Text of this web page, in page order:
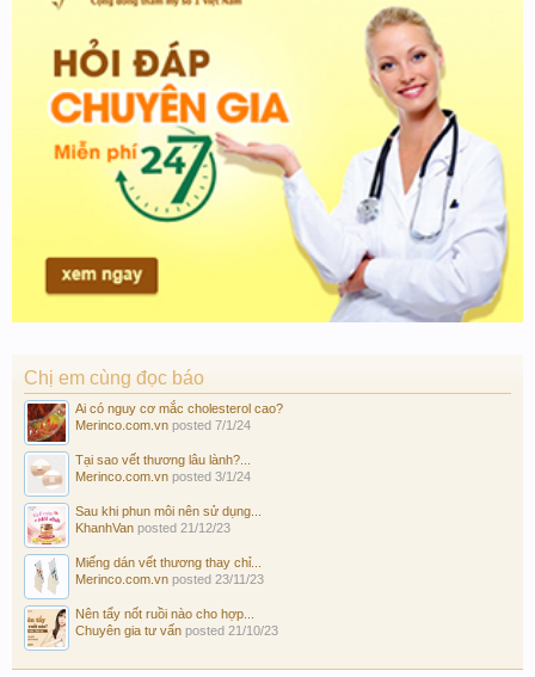
Chị em cùng đọc báo
Ai có nguy cơ mắc cholesterol cao?
Merinco.com.vn posted 7/1/24
Tại sao vết thương lâu lành?...
Merinco.com.vn posted 3/1/24
Sau khi phun môi nên sử dụng...
KhanhVan posted 21/12/23
Miếng dán vết thương thay chỉ...
Merinco.com.vn posted 23/11/23
Nên tẩy nốt ruồi nào cho hợp...
Chuyên gia tư vấn posted 21/10/23